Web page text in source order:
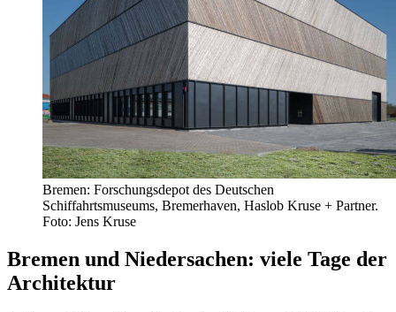
Bremen: Forschungsdepot des Deutschen
Schiffahrtsmuseums, Bremerhaven, Haslob Kruse + Partner.
Foto: Jens Kruse
Bremen und Niedersachen: viele Tage der
Architektur